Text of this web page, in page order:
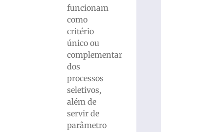
funcionam
como
critério
único ou
complementar
dos
processos
seletivos,
além de
servir de
parâmetro